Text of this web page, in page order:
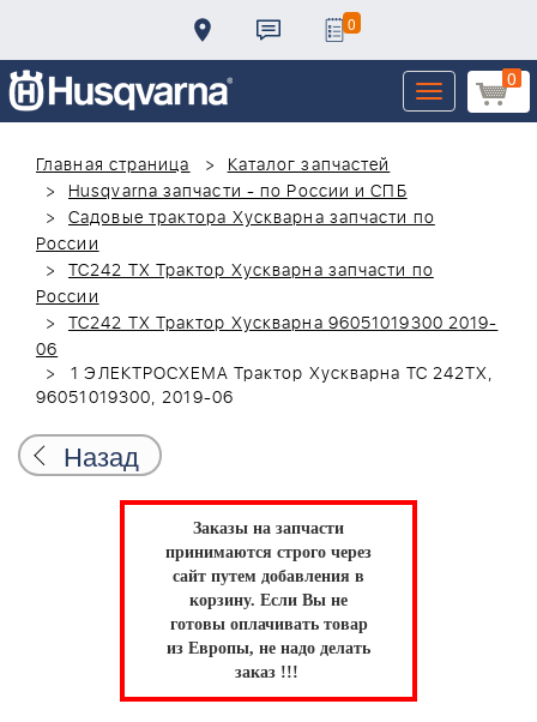
0
0
Toggle
navigation
Главная страница
Каталог запчастей
Husqvarna запчасти - по России и СПБ
Садовые трактора Хускварна запчасти по
России
TC242 TX Трактор Хускварна запчасти по
России
TC242 TX Трактор Хускварна 96051019300 2019-
06
1 ЭЛЕКТРОСХЕМА Трактор Хускварна TC 242TX,
96051019300, 2019-06
Назад
Заказы на запчасти
принимаются строго через
сайт путем добавления в
корзину. Если Вы не
готовы оплачивать товар
из Европы, не надо делать
заказ !!!